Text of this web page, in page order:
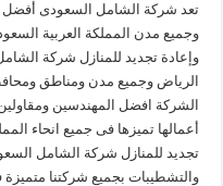
تعد شركة الشامل السعودى أفضل
وجميع مدن المملكة العربية
وإعادة تجديد للمنازل شركة
الرياض وجميع مدن ومناطق
الشركة افضل المهندسين
أعمالها تميزها فى جميع انحاء
تجديد للمنازل شركة الشامل
والتشطيبات بجميع شركتنا